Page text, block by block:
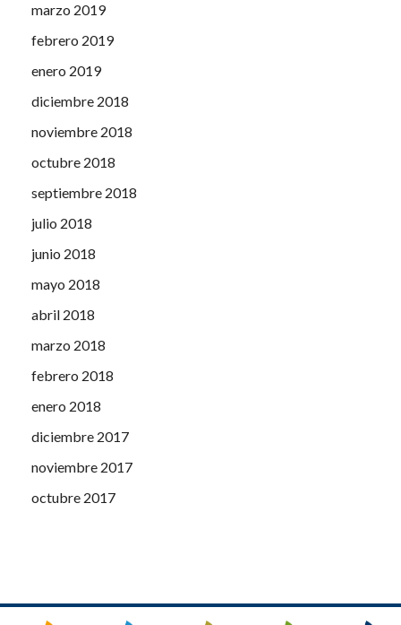
marzo 2019
febrero 2019
enero 2019
diciembre 2018
noviembre 2018
octubre 2018
septiembre 2018
julio 2018
junio 2018
mayo 2018
abril 2018
marzo 2018
febrero 2018
enero 2018
diciembre 2017
noviembre 2017
octubre 2017